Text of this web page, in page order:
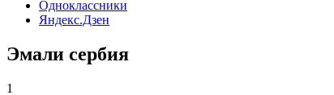
Одноклассники
Яндекс.Дзен
Эмали сербия
1